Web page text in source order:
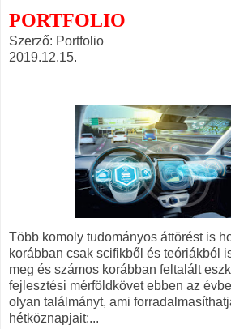
PORTFOLIO
Szerző: Portfolio
2019.12.15.
Több komoly tudományos áttörést is
korábban csak scifikből és teóriákból
meg és számos korábban feltalált
fejlesztési mérföldkövet ebben az
olyan találmányt, ami
hétköznapjait:...